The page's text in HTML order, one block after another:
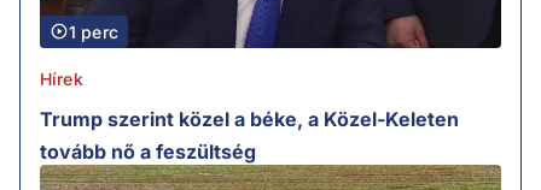
1 perc
Hírek
Trump szerint közel a béke, a Közel-Keleten
tovább nő a feszültség